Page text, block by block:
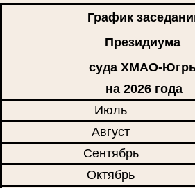
График
Президиума
суда ХМАО-
на 2026 года
Июль
Август
Сентябрь
Октябрь